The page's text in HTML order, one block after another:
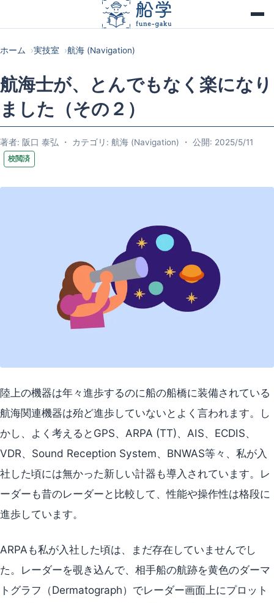
ホーム 実技室 航海 (Navigation)
航海士が、とんでもなく楽になり
ました（その２）
著者: 阪口 泰弘 ・ カテゴリ: 航海 (Navigation) ・ 公開: 2025/5/11
校閲済
陸上の機器は年々進歩するのに船の船橋に装備されている
航海関連機器は殆ど進歩していないとよく言われます。し
かし、よく考えるとGPS、ARPA (TT)、AIS、ECDIS、
VDR、Sound Reception System、BNWAS等々、私が入
社した頃には無かった新しい計器も導入されています。レ
ーダーも昔のレーダーと比較して、性能や操作性は格段に
進歩しています。
ARPAも私が入社した頃は、まだ存在していませんでし
た。レーダーを覗き込んで、相手船の航跡を黄色のダーマ
トグラフ（Dermatograph）でレーダー画面上にプロット